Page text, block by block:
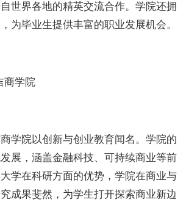
世界各地的精英交流合作。学院还拥
为毕业生提供丰富的职业发展机会。
学院
院以创新与创业教育闻名。学院的
展，涵盖金融科技、可持续商业等前
学在科研方面的优势，学院在商业与
成果斐然，为学生打开探索商业新边